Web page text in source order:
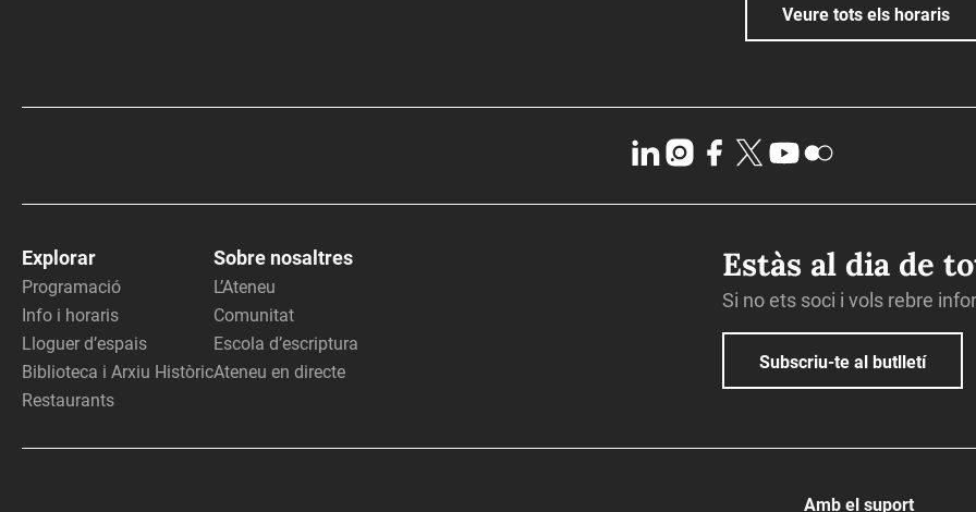
Veure tots els horaris
Explorar
Programació
Info i horaris
Lloguer d’espais
Biblioteca i Arxiu Històric
Restaurants
Sobre nosaltres
L’Ateneu
Comunitat
Escola d’escriptura
Ateneu en directe
Estàs al dia de
Si no ets soci i vols rebre
Subscriu-te al butlletí
Amb el suport